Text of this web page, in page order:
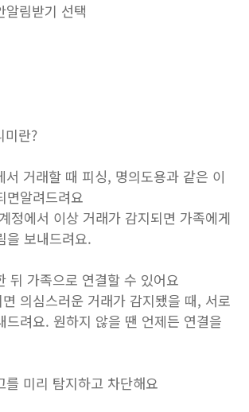
림받기 선택
미란?
서 거래할 때 피싱, 명의도용과 같은 이
면알려드려요
정에서 이상 거래가 감지되면 가족에게
을 보내드려요.
뒤 가족으로 연결할 수 있어요
의심스러운 거래가 감지됐을 때, 서로
드려요. 원하지 않을 땐 언제든 연결을
를 미리 탐지하고 차단해요